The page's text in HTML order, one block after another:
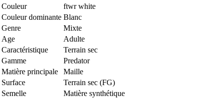
Couleur
ftwr white
Couleur dominante Blanc
Genre
Mixte
Age
Adulte
Caractéristique
Terrain sec
Gamme
Predator
Matière principale
Maille
Surface
Terrain sec (FG)
Semelle
Matière synthétique